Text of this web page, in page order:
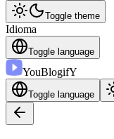
Toggle theme
Idioma
Toggle language
YouBlogifY
Toggle language